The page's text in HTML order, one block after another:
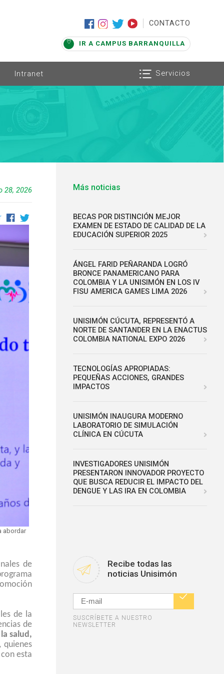
| CONTACTO
IR A CAMPUS BARRANQUILLA
Intranet Servicios
28, 2026
abordar
de
de la
de
salud,
quienes
esta
Más noticias
BECAS POR DISTINCIÓN MEJOR
EXAMEN DE ESTADO DE CALIDAD DE LA
EDUCACIÓN SUPERIOR 2025
ÁNGEL FARID PEÑARANDA LOGRÓ
BRONCE PANAMERICANO PARA
COLOMBIA Y LA UNISIMÓN EN LOS IV
FISU AMERICA GAMES LIMA 2026
UNISIMÓN CÚCUTA, REPRESENTÓ A
NORTE DE SANTANDER EN LA ENACTUS
COLOMBIA NATIONAL EXPO 2026
TECNOLOGÍAS APROPIADAS:
PEQUEÑAS ACCIONES, GRANDES
IMPACTOS
UNISIMÓN INAUGURA MODERNO
LABORATORIO DE SIMULACIÓN
CLÍNICA EN CÚCUTA
INVESTIGADORES UNISIMÓN
PRESENTARON INNOVADOR PROYECTO
QUE BUSCA REDUCIR EL IMPACTO DEL
DENGUE Y LAS IRA EN COLOMBIA
Recibe todas las
noticias Unisimón
SUSCRÍBETE A NUESTRO
NEWSLETTER